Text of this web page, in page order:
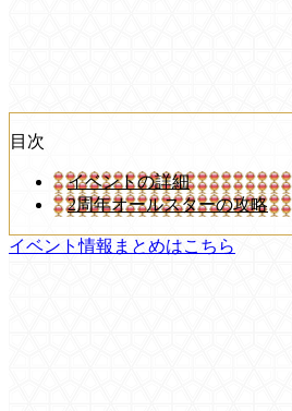
目次
イベントの詳細
2周年オールスターの攻略
イベント情報まとめはこちら